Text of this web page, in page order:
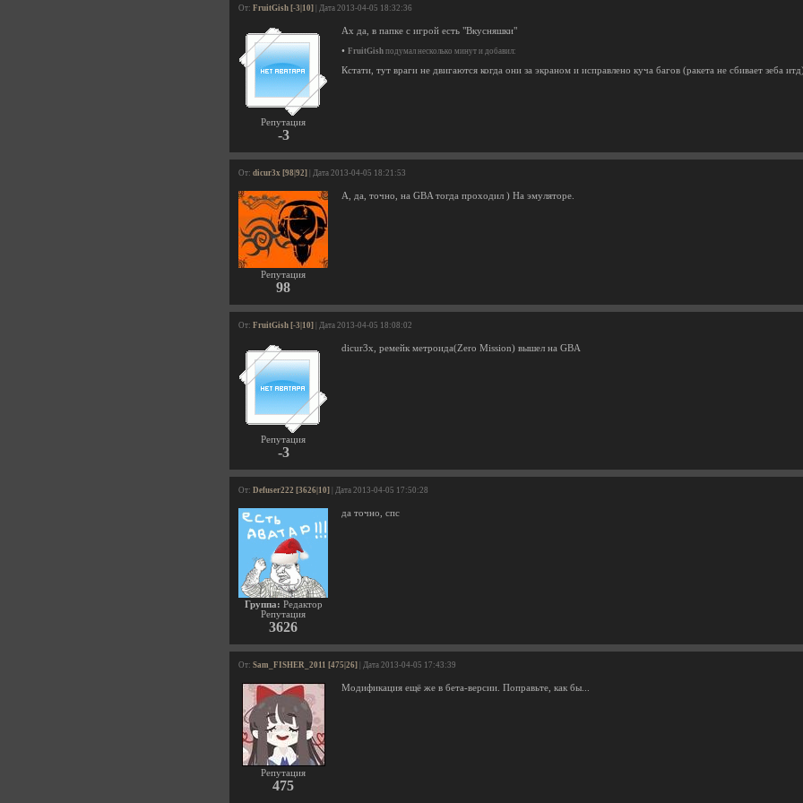
От: FruitGish [-3|10] | Дата 2013-04-05 18:32:36
Репутация
-3
Ах да, в папке с игрой есть "Вкусняшки"
• FruitGish подумал несколько минут и добавил:
Кстати, тут враги не двигаются когда они за экраном и исправлено куча багов (ракета не сбивает зеба
От: dicur3x [98|92] | Дата 2013-04-05 18:21:53
Репутация
98
А, да, точно, на GBA тогда проходил ) На эмуляторе.
От: FruitGish [-3|10] | Дата 2013-04-05 18:08:02
Репутация
-3
dicur3x, ремейк метроида(Zero Mission) вышел на GBA
От: Defuser222 [3626|10] | Дата 2013-04-05 17:50:28
Группа: Редактор
Репутация
3626
да точно, спс
От: Sam_FISHER_2011 [475|26] | Дата 2013-04-05 17:43:39
Репутация
475
Модификация ещё же в бета-версии. Поправьте, как бы...